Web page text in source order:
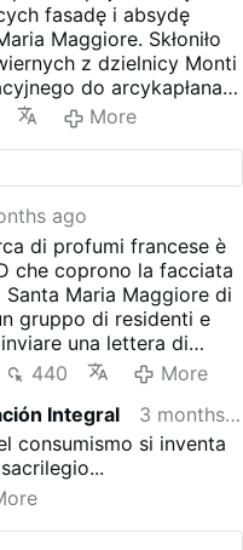
fasadę i absydę
Maggiore. Skłoniło
z dzielnicy Monti
do arcykapłana
to, co określili
bazyliki. Ekrany
prac
się pod koniec
twierdzili
reklam pomagają pokryć
More
ago
di profumi francese è
che coprono la facciata
Maria Maggiore di
gruppo di residenti e
una lettera di
Makrickas,
descritto come la
storica basilica. Gli
durante i lavori di
2024. All'epoca, i
che gli introiti
i costi di
Giubileo.
440
More
Integral
3 months ago
consumismo si inventa